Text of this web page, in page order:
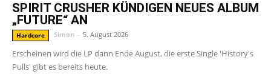
SPIRIT CRUSHER KÜNDIGEN NEUES ALBUM
„FUTURE“ AN
Hardcore Simon - 5. August 2026
Erscheinen wird die LP dann Ende August, die erste Single 'History's
Pulls' gibt es bereits heute.